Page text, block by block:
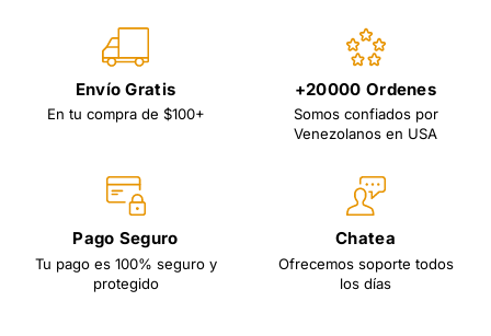
Envío Gratis
En tu compra de $100+
+20000 Ordenes
Somos confiados por
Venezolanos en USA
Pago Seguro
Tu pago es 100% seguro y
protegido
Chatea
Ofrecemos soporte todos
los días